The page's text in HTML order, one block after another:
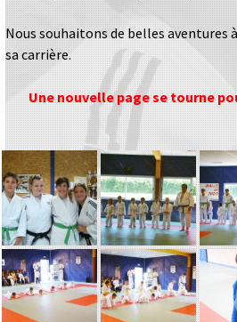
Nous souhaitons de belles
sa carrière.
Une nouvelle page se tourne